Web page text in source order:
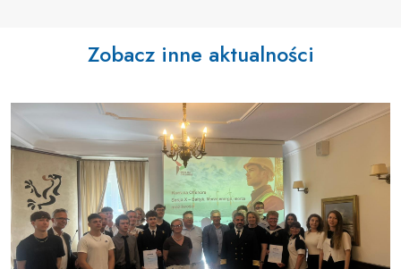
Zobacz inne aktualności